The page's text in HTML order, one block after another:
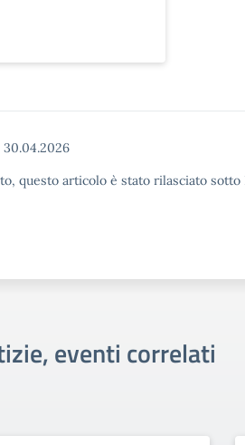
30.04.2026
questo articolo è stato rilasciato
eventi correlati